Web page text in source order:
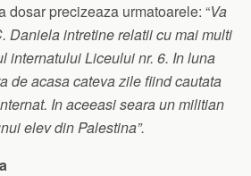
dosar precizeaza urmatoarele: “Va
Daniela intretine relatii cu mai multi
internatului Liceului nr. 6. In luna
de acasa cateva zile fiind cautata
In aceeasi seara un militian
elev din Palestina”.